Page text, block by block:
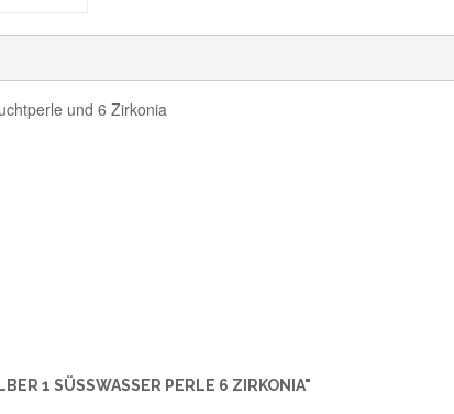
und 6 Zirkonia
1 SÜSSWASSER PERLE 6 ZIRKONIA"